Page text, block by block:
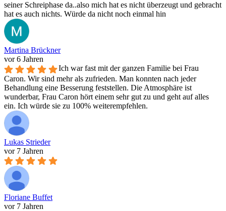
seiner Schreiphase da..also mich hat es nicht überzeugt und gebracht
hat es auch nichts. Würde da nicht noch einmal hin
Martina Brückner
vor 6 Jahren
Ich war fast mit der ganzen Familie bei Frau
Caron. Wir sind mehr als zufrieden. Man konnten nach jeder
Behandlung eine Besserung feststellen. Die Atmosphäre ist
wunderbar, Frau Caron hört einem sehr gut zu und geht auf alles
ein. Ich würde sie zu 100% weiterempfehlen.
Lukas Strieder
vor 7 Jahren
Floriane Buffet
vor 7 Jahren